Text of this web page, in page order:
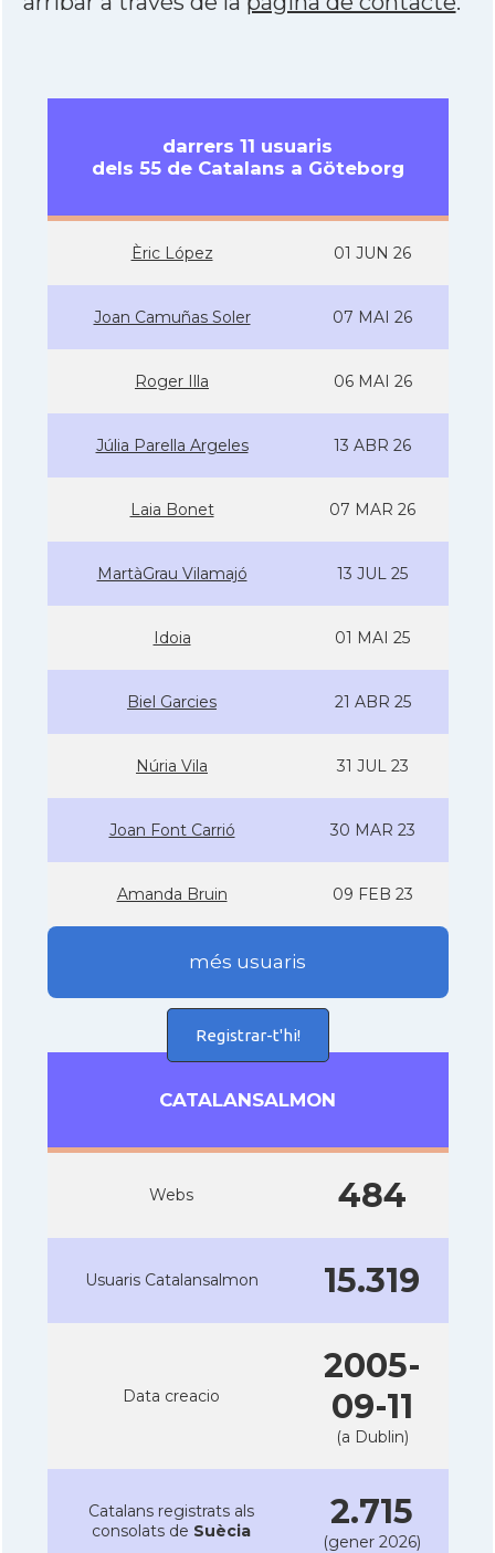
darrers 11 usuaris
dels 55 de Catalans a Göteborg
Èric López 01 JUN 26
Joan Camuñas Soler 07 MAI 26
Roger Illa 06 MAI 26
Júlia Parella Argeles 13 ABR 26
Laia Bonet 07 MAR 26
MartàGrau Vilamajó 13 JUL 25
Idoia 01 MAI 25
Biel Garcies 21 ABR 25
Núria Vila 31 JUL 23
Joan Font Carrió 30 MAR 23
Amanda Bruin 09 FEB 23
més usuaris
Registrar-t'hi!
CATALANSALMON
Webs 484
Usuaris Catalansalmon 15.319
Data creacio
2005-
09-11
(a Dublin)
Catalans registrats als
consolats de Suècia 2.715
(gener 2026)